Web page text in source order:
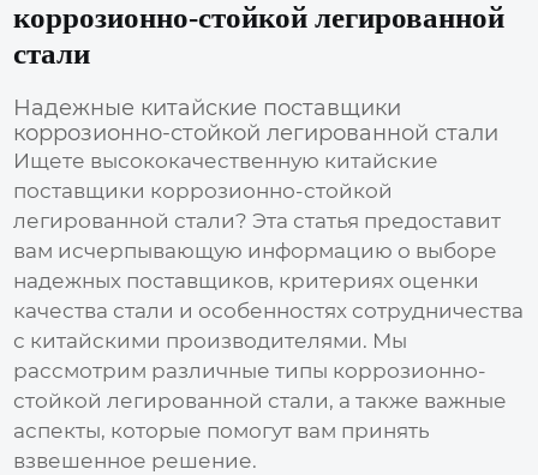
коррозионно-стойкой легированной
стали
Надежные китайские поставщики
коррозионно-стойкой легированной стали
Ищете высококачественную китайские
поставщики коррозионно-стойкой
легированной стали? Эта статья предоставит
вам исчерпывающую информацию о выборе
надежных поставщиков, критериях оценки
качества стали и особенностях сотрудничества
с китайскими производителями. Мы
рассмотрим различные типы коррозионно-
стойкой легированной стали, а также важные
аспекты, которые помогут вам принять
взвешенное решение.